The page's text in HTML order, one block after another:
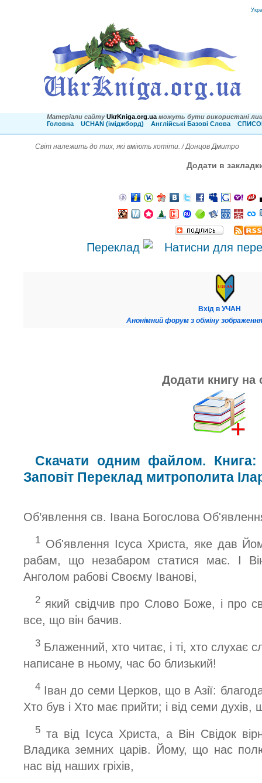
Матеріали сайту UkrKniga.org.ua можуть бути використані
Головна
UCHAN (іміджборд) Англійські Базові Слова
Світ належить до тих, які вміють хотіти. / Донцов Дмитро
Додати в
Переклад
Вхід в УЧАН
Анонімний форум з обміну
Додати книгу на
Скачати одним файлом.
Заповіт Переклад митрополита
Об’явлення св. Івана Богослова
1 Об'явлення Ісуса Христа, яке дав
рабам, що незабаром статися має. І
Анголом рабові Своєму Іванові,
2 який свідчив про Слово Боже, і про
все, що він бачив.
3 Блаженний, хто читає, і ті, хто слухає
написане в ньому, час бо близький!
4 Іван до семи Церков, що в Азії:
Хто був і Хто має прийти; і від семи
5 та від Ісуса Христа, а Він Свідок
Владика земних царів. Йому, що нас
нас від наших гріхів,